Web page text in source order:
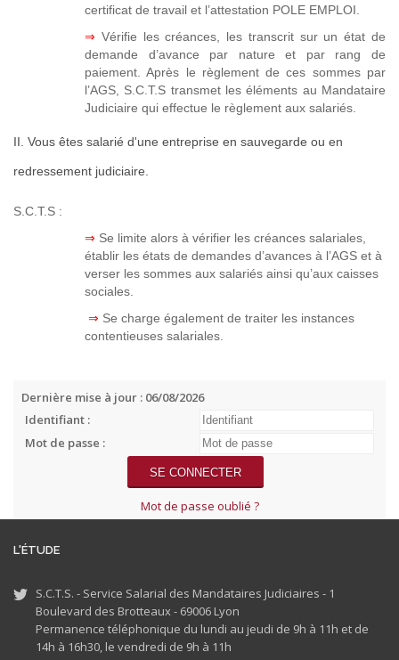
certificat de travail et l’attestation POLE EMPLOI.
⇒ Vérifie les créances, les transcrit sur un état de
demande d’avance par nature et par rang de
paiement. Après le règlement de ces sommes par
l’AGS, S.C.T.S transmet les éléments au Mandataire
Judiciaire qui effectue le règlement aux salariés.
II. Vous êtes salarié d'une entreprise en sauvegarde ou en
redressement judiciaire.
S.C.T.S :
⇒ Se limite alors à vérifier les créances salariales,
établir les états de demandes d’avances à l’AGS et à
verser les sommes aux salariés ainsi qu’aux caisses
sociales.
⇒ Se charge également de traiter les instances
contentieuses salariales.
Dernière mise à jour : 06/08/2026
Identifiant :
Mot de passe :
Mot de passe oublié ?
L'ÉTUDE
S.C.T.S. - Service Salarial des Mandataires Judiciaires - 1
Boulevard des Brotteaux - 69006 Lyon
Permanence téléphonique du lundi au jeudi de 9h à 11h et de
14h à 16h30, le vendredi de 9h à 11h